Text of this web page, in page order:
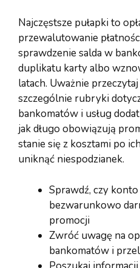
Najczęstsze pułapki to
przewalutowanie
sprawdzenie salda w
duplikatu karty albo
latach. Uważnie
szczególnie rubryki
bankomatów i usług
jak długo obowiązują
stanie się z kosztami po
uniknąć niespodzianek.
Sprawdź, czy
bezwarunkowo
promocji
Zwróć uwagę na
bankomatów i